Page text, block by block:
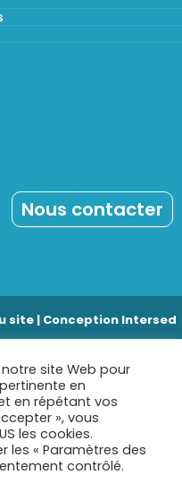
Nous contacter
site | Conception Intersed
site Web pour
en
en répétant vos
», vous
les cookies.
les « Paramètres des
contrôlé.